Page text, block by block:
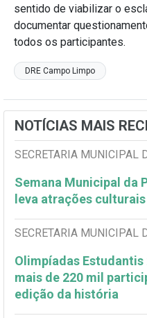
sentido de viabilizar o
documentar
todos os participantes.
DRE Campo Limpo
NOTÍCIAS MAIS
SECRETARIA MUNICIPAL
Semana Municipal da
leva atrações culturais
SECRETARIA MUNICIPAL
Olimpíadas Estudantis
mais de 220 mil
edição da história